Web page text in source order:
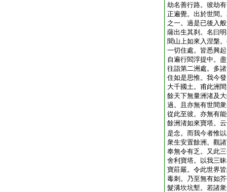
劫名善行路。彼劫
正遍覺。出於世間
之一。過是已後入
薩出生其刹。名曰
聞山上如來入涅槃
一切住處。皆悉興
自遍行閻浮提中。
往詣第二洲處。多
住如是思惟。我今
大千國土。甫此洲
餘天下無量洲渚及
過。且亦無有世間
從此至彼。亦無有
餘洲渚如來寶塔。
是念。而我今者惟
衆生安置餘洲。觀
奉無令有乏。又此
舍利寶塔。以我三
寶莊嚴。令此世界
毒刺。乃至無有如
髮溝坎坑塹。若諸